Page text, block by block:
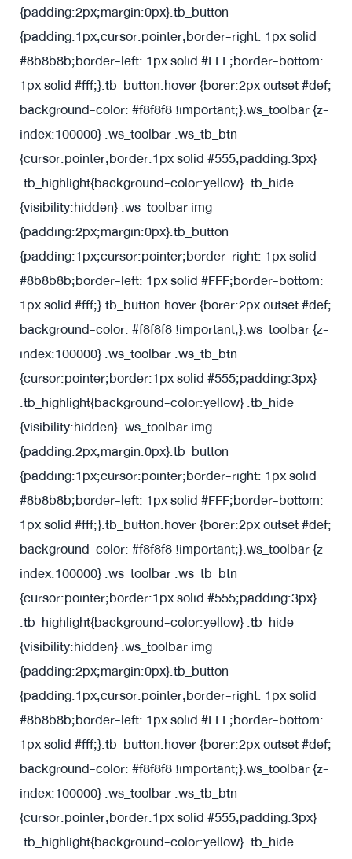
{padding:2px;margin:0px}.tb_button
{padding:1px;cursor:pointer;border-right: 1px solid
#8b8b8b;border-left: 1px solid #FFF;border-bottom:
1px solid #fff;}.tb_button.hover {borer:2px outset #def;
background-color: #f8f8f8 !important;}.ws_toolbar {z-
index:100000} .ws_toolbar .ws_tb_btn
{cursor:pointer;border:1px solid #555;padding:3px}
.tb_highlight{background-color:yellow} .tb_hide
{visibility:hidden} .ws_toolbar img
{padding:2px;margin:0px}.tb_button
{padding:1px;cursor:pointer;border-right: 1px solid
#8b8b8b;border-left: 1px solid #FFF;border-bottom:
1px solid #fff;}.tb_button.hover {borer:2px outset #def;
background-color: #f8f8f8 !important;}.ws_toolbar {z-
index:100000} .ws_toolbar .ws_tb_btn
{cursor:pointer;border:1px solid #555;padding:3px}
.tb_highlight{background-color:yellow} .tb_hide
{visibility:hidden} .ws_toolbar img
{padding:2px;margin:0px}.tb_button
{padding:1px;cursor:pointer;border-right: 1px solid
#8b8b8b;border-left: 1px solid #FFF;border-bottom:
1px solid #fff;}.tb_button.hover {borer:2px outset #def;
background-color: #f8f8f8 !important;}.ws_toolbar {z-
index:100000} .ws_toolbar .ws_tb_btn
{cursor:pointer;border:1px solid #555;padding:3px}
.tb_highlight{background-color:yellow} .tb_hide
{visibility:hidden} .ws_toolbar img
{padding:2px;margin:0px}.tb_button
{padding:1px;cursor:pointer;border-right: 1px solid
#8b8b8b;border-left: 1px solid #FFF;border-bottom:
1px solid #fff;}.tb_button.hover {borer:2px outset #def;
background-color: #f8f8f8 !important;}.ws_toolbar {z-
index:100000} .ws_toolbar .ws_tb_btn
{cursor:pointer;border:1px solid #555;padding:3px}
.tb_highlight{background-color:yellow} .tb_hide